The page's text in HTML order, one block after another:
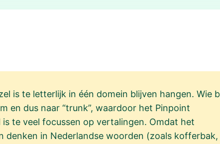
is te letterlijk in één domein blijven hangen. Wie
en dus naar “trunk”, waardoor het Pinpoint
te veel focussen op vertalingen. Omdat het
denken in Nederlandse woorden (zoals kofferbak,